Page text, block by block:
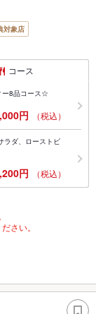
対象店
コース
ー8品コース☆
円 （税込）
ラダ、ローストビ
円 （税込）
さい。